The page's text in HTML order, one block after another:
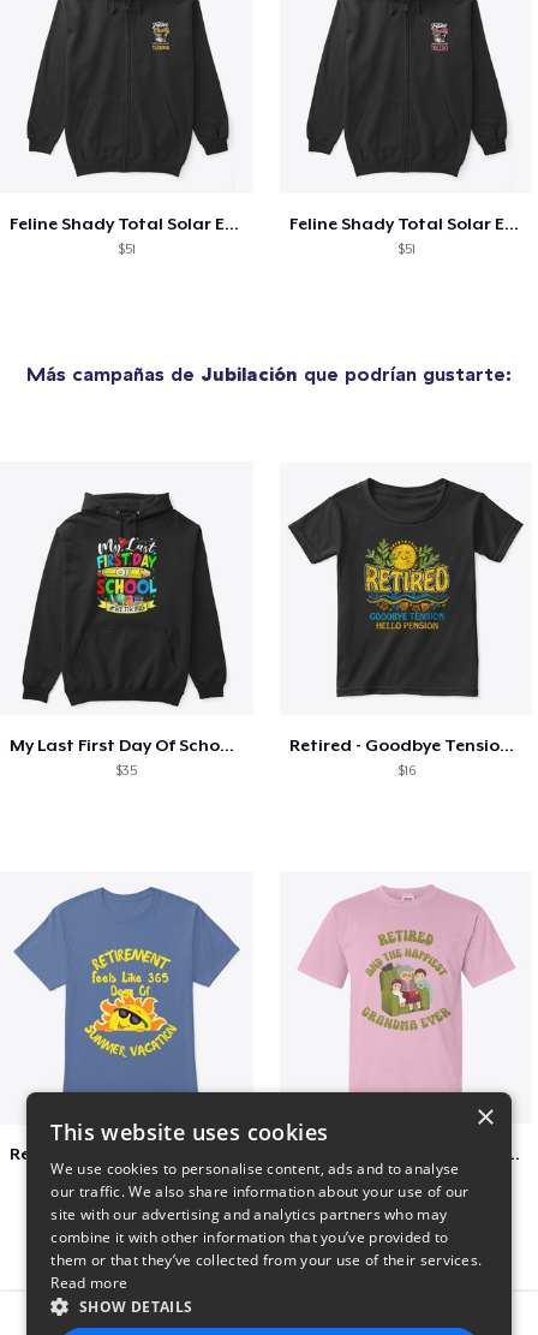
Feline Shady Total Solar Eclipse Tijuana
$51
Feline Shady Total Solar Eclipse Toledo
$51
Más campañas de Jubilación que podrían gustarte:
My Last First Day Of School Retiring
$35
Retired - Goodbye Tension Hello Pension
$16
$23
Retired and the happiest grandma ever
$22
Report this product
×
This website uses cookies
We use cookies to personalise content, ads and to analyse
our traffic. We also share information about your use of our
site with our advertising and analytics partners who may
combine it with other information that you’ve provided to
them or that they’ve collected from your use of their services.
Read more
SHOW DETAILS